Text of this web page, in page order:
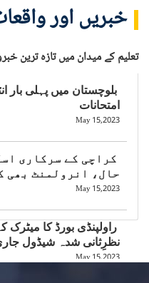
خبریں اور
تعلیم کے میدان میں تازہ ترین
بلوچستان میں پہلی بار
امتحانات
May 15,2023
کراچی کے سرکاری
حال، انرولمنٹ بھی
May 15,2023
راولپنڈی بورڈ کا میٹرک
نظرِثانی شدہ شیڈول
May 15,2023